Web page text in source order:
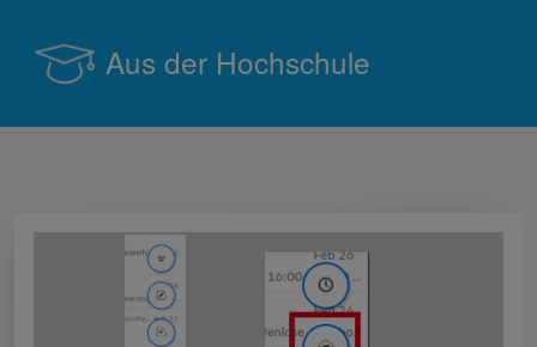
Aus der Hochschule